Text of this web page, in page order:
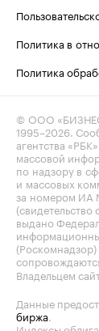
Политика в
Политика
© ООО
1995–2026 .
агентства
массовой
по надзору в
и массовых
за номером ИА
выдано
Владельцем
Данные
биржа